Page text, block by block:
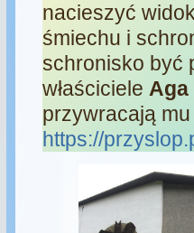
nacieszyć
śmiechu i
schronisko być
właściciele Aga
przywracają
https://